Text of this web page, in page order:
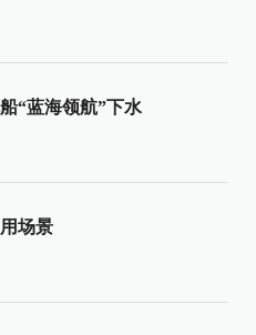
“蓝海领航”下水
场景